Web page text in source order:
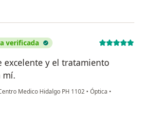
verificada
excelente y el tratamiento
mí.
Medico Hidalgo PH 1102 • Óptica •
H